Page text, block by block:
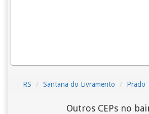
RS Santana do Livramento Prado
Outros CEPs no